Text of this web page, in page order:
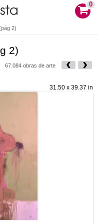
0
2)
2)
67.084 obras de arte
31.50 x 39.37 in